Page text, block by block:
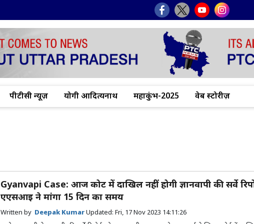
पीटीसी न्यूज़ योगी आदित्यनाथ महाकुंभ-2025 वेब स्टोरीज़
Gyanvapi Case: आज कोर्ट में दाखिल नहीं होगी ज्ञानवापी की सर्वे
एएसआई ने मांगा 15 दिन का समय
Written by Deepak KumarUpdated: Fri, 17 Nov 2023 14:11:26